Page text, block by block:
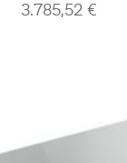
3.785,52 €